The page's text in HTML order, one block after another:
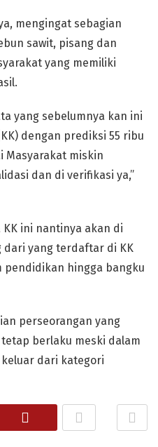
mengingat sebagian
sawit, pisang dan
yang memiliki
yang sebelumnya kan ini
dengan prediksi 55 ribu
Masyarakat miskin
dan di verifikasi ya,”
ini nantinya akan di
dari yang terdaftar di KK
pendidikan hingga bangku
perseorangan yang
berlaku meski dalam
dari kategori